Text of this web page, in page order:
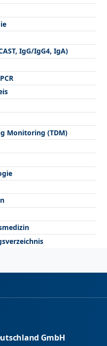
IgG/IgG4, IgA)
Monitoring (TDM)
GmbH